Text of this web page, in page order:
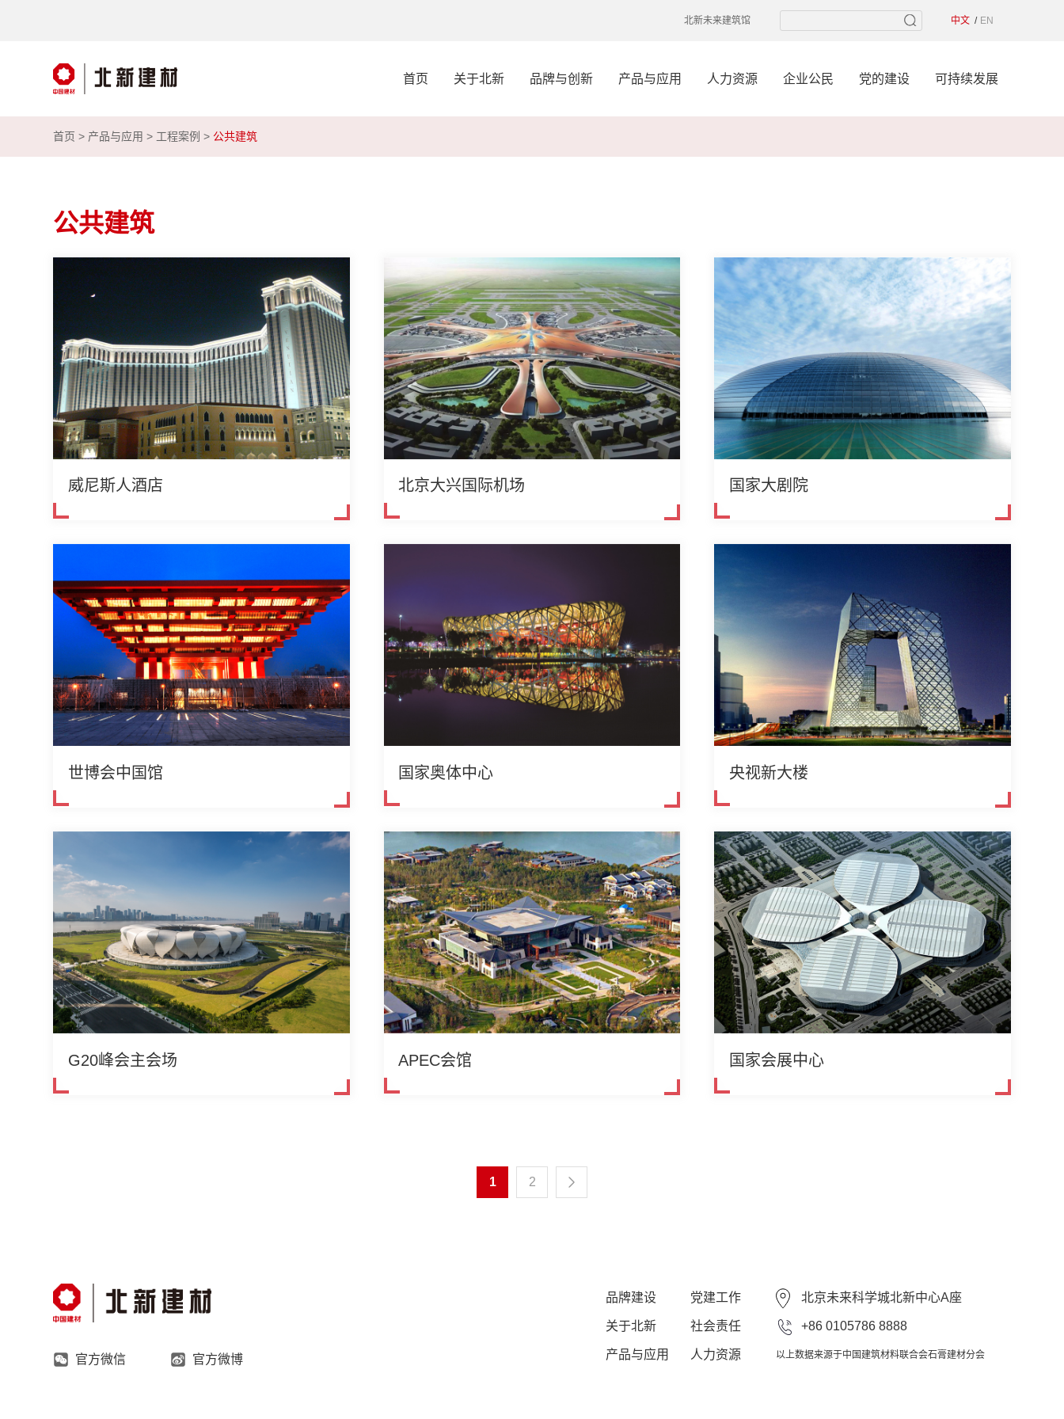
北新未来建筑馆 中文 EN
首页 关于北新 品牌与创新 产品与应用 人力资源 企业公民 党的建设 可持续发展
首页 > 产品与应用 > 工程案例 > 公共建筑
公共建筑
威尼斯人酒店 北京大兴国际机场 国家大剧院
世博会中国馆 国家奥体中心 央视新大楼
G20峰会主会场 APEC会馆 国家会展中心
1 2
官方微信 官方微博
品牌建设 党建工作
关于北新 社会责任
产品与应用 人力资源
北京未来科学城北新中心A座
+86 0105786 8888
以上数据来源于中国建筑材料联合会石膏建材分会